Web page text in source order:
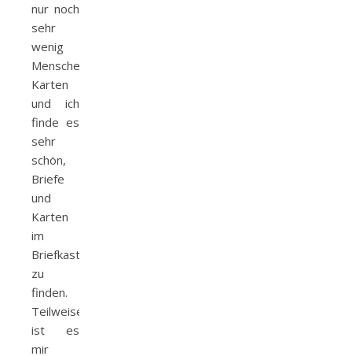
nur noch
sehr
wenig
Menschen
Karten
und ich
finde es
sehr
schön,
Briefe
und
Karten
im
Briefkasten
zu
finden.
Teilweise
ist es
mir